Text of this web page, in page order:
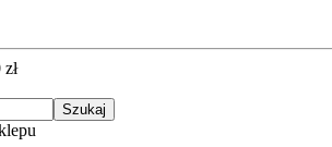
zł
Szukaj